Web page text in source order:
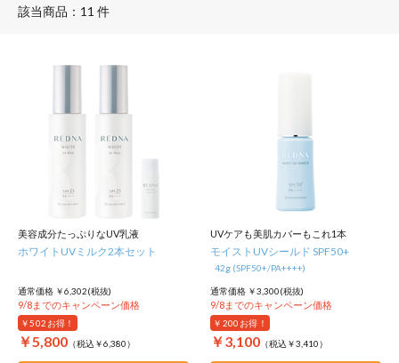
該当商品：11 件
美容成分たっぷりなUV乳液
ホワイトUVミルク2本セット
通常価格 ￥6,302(税抜)
9/8までのキャンペーン価格
￥502 お得！
￥5,800 （税込￥6,380）
UVケアも美肌カバーもこれ1本
モイストUVシールド SPF50+
42g (SPF50+/PA++++)
通常価格 ￥3,300(税抜)
9/8までのキャンペーン価格
￥200 お得！
￥3,100 （税込￥3,410）